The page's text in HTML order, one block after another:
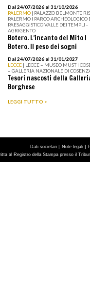
Dal 24/07/2026 al 31/10/2026
PALERMO | PALAZZO BELMONTE
PALERMO I PARCO ARCHEOLOGICO
PAESAGGISTICO VALLE DEI TEMPLI -
AGRIGENTO
Botero. L’incanto del Mito I
Botero. Il peso dei sogni
Dal 24/07/2026 al 31/01/2027
LECCE | LECCE – MUSEO MUST I
– GALLERIA NAZIONALE DI
Tesori nascosti della
Borghese
LEGGI TUTTO >
Dati societari | Note legali |
al Registro della Stampa presso il